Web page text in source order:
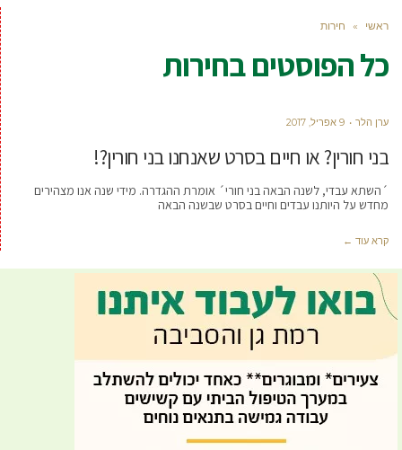
ראשי » חירות
כל הפוסטים בחירות
ערן הלר 9 אפריל, 2017
בני חורין? או חיים בסרט שאנחנו בני חורין?!
´השתא עבדי, לשנה הבאה בני חורי´ אומרת ההגדרה. מידי שנה אנו מצהירים
מחדש על היותנו עבדים וחיים בסרט שבשנה הבאה
קרא עוד ←